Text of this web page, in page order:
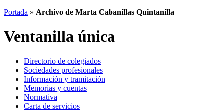
Portada » Archivo de Marta Cabanillas Quintanilla
Ventanilla única
Directorio de colegiados
Sociedades profesionales
Información y tramitación
Memorias y cuentas
Normativa
Carta de servicios